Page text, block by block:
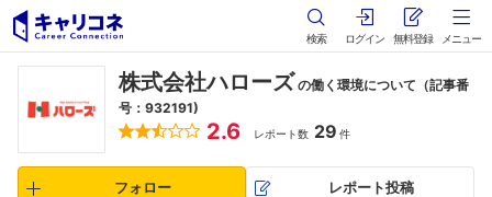
検索 ログイン 無料登録 メニュー
株式会社ハローズ の働く環境について（記事番
号：932191)
2.6 レポート数 29 件
フォロー レポート投稿